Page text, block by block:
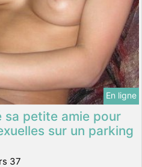
En ligne
sa petite amie pour
sur un parking
37